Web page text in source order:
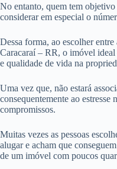
No entanto, quem tem
considerar em especial o
Dessa forma, ao escolher entre
Caracaraí – RR, o imóvel
e qualidade de vida na
Uma vez que, não estará
consequentemente ao estresse
compromissos.
Muitas vezes as pessoas
alugar e acham que
de um imóvel com poucos